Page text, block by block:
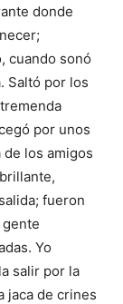
donde
cuando sonó
Saltó por los
por unos
los amigos
fueron
Yo
salir por la
jaca de crines